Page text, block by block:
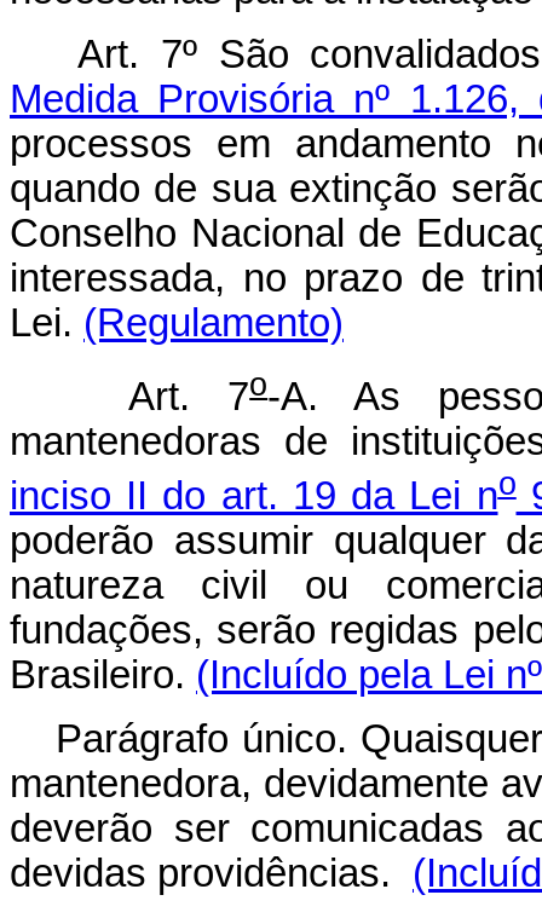
Art. 7º São
Medida Provisória nº
processos em andamento
quando de sua extinção
Conselho Nacional de
interessada, no prazo de
Lei. (Regulamento)
Art. 7o-A. As
mantenedoras de
inciso II do art. 19 da Lei no
poderão assumir qualquer
natureza civil ou
fundações, serão regidas
Brasileiro. (Incluído pela Lei
Parágrafo único.
mantenedora, devidamente
deverão ser comunicadas
devidas providências.